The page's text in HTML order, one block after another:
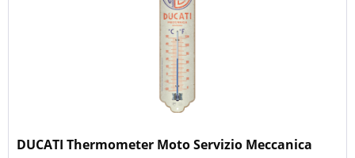
DUCATI Thermometer Moto Servizio Meccanica